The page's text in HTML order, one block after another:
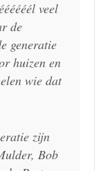
veel
de
generatie
huizen en
wie dat
zijn
Bob